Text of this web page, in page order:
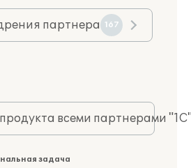
партнера 167
всеми партнерами
задача